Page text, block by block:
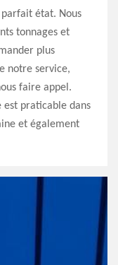
parfait état. Nous
tonnages et
plus
notre service,
faire appel.
est praticable dans
et également